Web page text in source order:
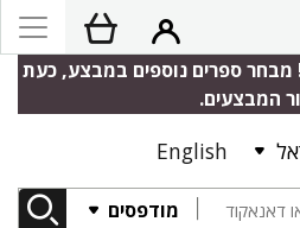
מבחר ספרים נוספים במבצע, כעת
המבצעים.
English
מודפסים